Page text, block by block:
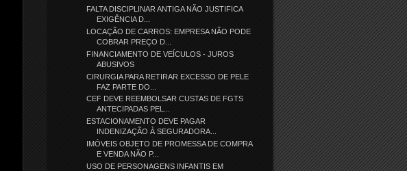
FALTA DISCIPLINAR ANTIGA NÃO JUSTIFICA
EXIGÊNCIA D...
LOCAÇÃO DE CARROS: EMPRESA NÃO PODE
COBRAR PREÇO D...
FINANCIAMENTO DE VEÍCULOS - JUROS
ABUSIVOS
CIRURGIA PARA RETIRAR EXCESSO DE PELE
FAZ PARTE DO...
CEF DEVE REEMBOLSAR CUSTAS DE FGTS
ANTECIPADAS PEL...
ESTACIONAMENTO DEVE PAGAR
INDENIZAÇÃO À SEGURADORA...
IMÓVEIS OBJETO DE PROMESSA DE COMPRA
E VENDA NÃO P...
USO DE PERSONAGENS INFANTIS EM